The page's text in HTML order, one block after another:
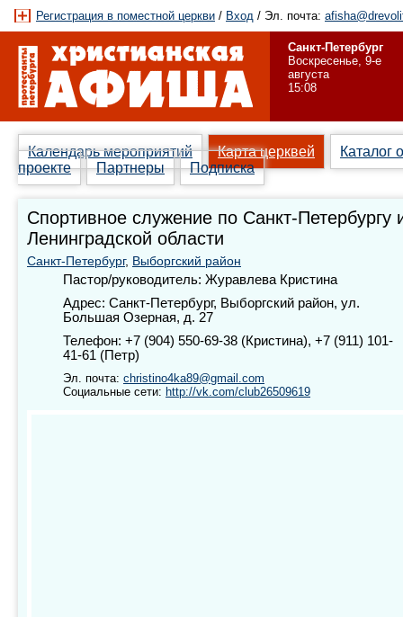
Регистрация в поместной церкви / Вход / Эл. почта:
Санкт-Петербург
Воскресенье, 9-е
августа
15:08
Календарь мероприятий Карта церквей
Каталог
проекте
Партнеры Подписка
Спортивное служение по Санкт-Петербургу
Ленинградской области
Санкт-Петербург, Выборгский район
Пастор/руководитель: Журавлева Кристина
Адрес: Санкт-Петербург, Выборгский район, ул.
Большая Озерная, д. 27
Телефон: +7 (904) 550-69-38 (Кристина), +7 (911) 101-
41-61 (Петр)
Эл. почта: christino4ka89@gmail.com
Социальные сети: http://vk.com/club26509619